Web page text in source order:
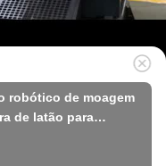
robótico de moagem
de latão para
metal